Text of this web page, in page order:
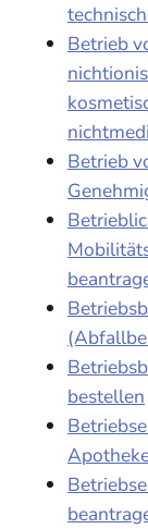
Betrieb
Betrieb
bestellen